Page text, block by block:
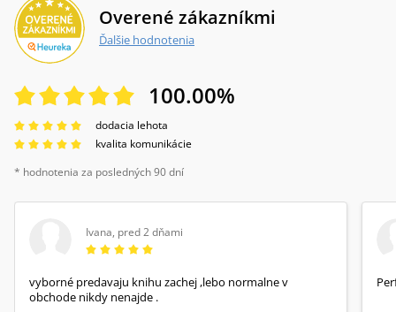
Overené zákazníkmi
Ďalšie hodnotenia
100.00%
dodacia lehota
kvalita komunikácie
* hodnotenia za posledných 90 dní
Ivana, pred 2 dňami
vyborné predavaju knihu zachej ,lebo normalne v
obchode nikdy nenajde .